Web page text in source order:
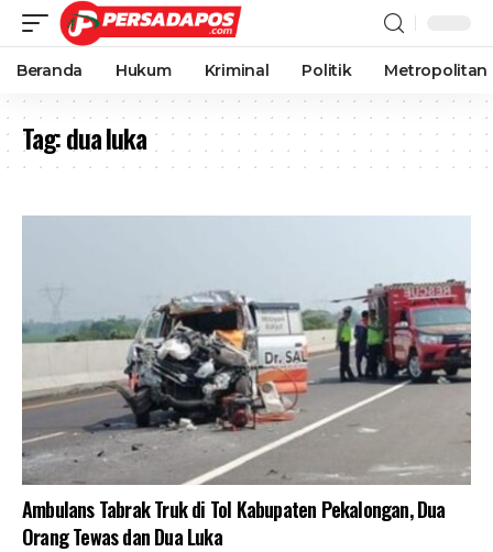
Beranda Hukum Kriminal Politik Metropolitan
Tag:dua luka
Ambulans Tabrak Truk di Tol Kabupaten Pekalongan, Dua
Orang Tewas dan Dua Luka